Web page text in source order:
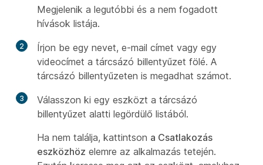
Megjelenik a legutóbbi és a nem fogadott
hívások listája.
2
Írjon be egy nevet, e-mail címet vagy egy
videocímet a tárcsázó billentyűzet fölé. A
tárcsázó billentyűzeten is megadhat számot.
3
Válasszon ki egy eszközt a tárcsázó
billentyűzet alatti legördülő listából.
Ha nem találja, kattintson a Csatlakozás
eszközhöz elemre az alkalmazás tetején.